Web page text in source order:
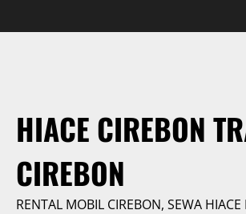
to
HIACE CIREBON
CIREBON
RENTAL MOBIL CIREBON, SEWA